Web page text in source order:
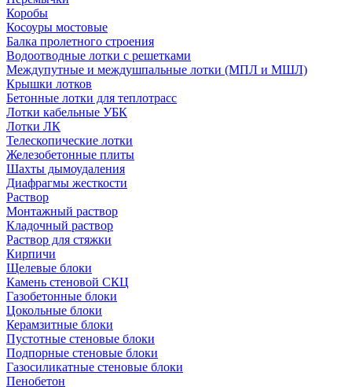
Коробы
Косоуры мостовые
Балка пролетного строения
Водоотводные лотки с решетками
Междупутные и междушпальные лотки (МПЛ и МШЛ)
Крышки лотков
Бетонные лотки для теплотрасс
Лотки кабельные УБК
Лотки ЛК
Телескопические лотки
Железобетонные плиты
Шахты дымоудаления
Диафрагмы жесткости
Раствор
Монтажный раствор
Кладочный раствор
Раствор для стяжки
Кирпичи
Щелевые блоки
Камень стеновой СКЦ
Газобетонные блоки
Цокольные блоки
Керамзитные блоки
Пустотные стеновые блоки
Подпорные стеновые блоки
Газосиликатные стеновые блоки
Пенобетон